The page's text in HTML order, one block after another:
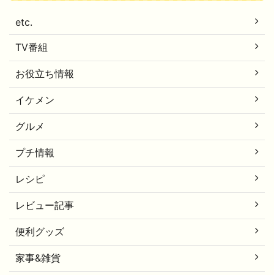
etc.
TV番組
お役立ち情報
イケメン
グルメ
プチ情報
レシピ
レビュー記事
便利グッズ
家事&雑貨